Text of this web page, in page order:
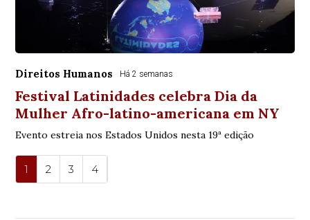
Direitos Humanos Há 2 semanas
Festival Latinidades celebra Dia da
Mulher Afro-latino-americana em NY
Evento estreia nos Estados Unidos nesta 19ª edição
1 2 3 4